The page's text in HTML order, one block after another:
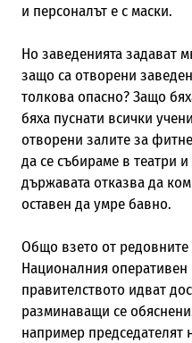
и персоналът е с маски.
Но заведенията задават
защо са отворени
толкова опасно? Защо
бяха пуснати всички
отворени залите за
да се събираме в театри
държавата отказва да
оставен да умре бавно.
Общо взето от
Националния
правителството идват
разминаващи се
например